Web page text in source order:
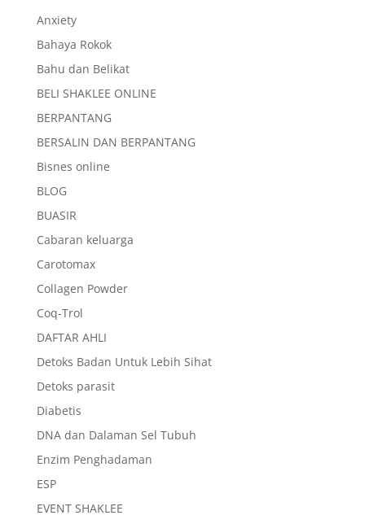
Anxiety
Bahaya Rokok
Bahu dan Belikat
BELI SHAKLEE ONLINE
BERPANTANG
BERSALIN DAN BERPANTANG
Bisnes online
BLOG
BUASIR
Cabaran keluarga
Carotomax
Collagen Powder
Coq-Trol
DAFTAR AHLI
Detoks Badan Untuk Lebih Sihat
Detoks parasit
Diabetis
DNA dan Dalaman Sel Tubuh
Enzim Penghadaman
ESP
EVENT SHAKLEE